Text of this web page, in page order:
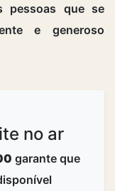
pessoas que se
e generoso
no ar
garante que